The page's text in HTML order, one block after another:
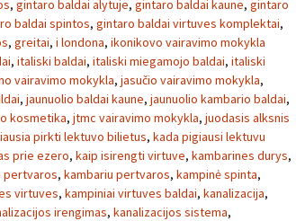
, gintaro baldai alytuje, gintaro baldai kaune, gintaro
baldai spintos, gintaro baldai virtuves komplektai,
, greitai, i londona, ikonikovo vairavimo mokykla
, italiski baldai, italiski miegamojo baldai, italiski
vairavimo mokykla, jasučio vairavimo mokykla,
, jaunuolio baldai kaune, jaunuolio kambario baldai,
kosmetika, jtmc vairavimo mokykla, juodasis alksnis
pirkti lektuvo bilietus, kada pigiausi lektuvu
prie ezero, kaip isirengti virtuve, kambarines durys,
pertvaros, kambariu pertvaros, kampinė spinta,
virtuves, kampiniai virtuves baldai, kanalizacija,
irengimas, kanalizacijos sistema,